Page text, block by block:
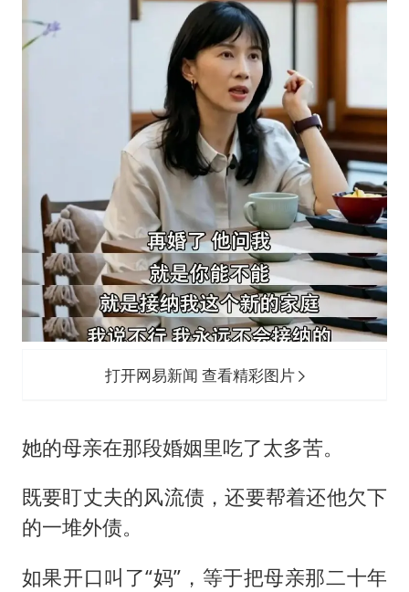
打开网易新闻 查看精彩图片
她的母亲在那段婚姻里吃了太多苦。
既要盯丈夫的风流债，还要帮着还他欠下
的一堆外债。
如果开口叫了“妈”，等于把母亲那二十年